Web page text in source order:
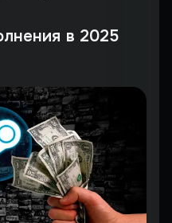
в 2025